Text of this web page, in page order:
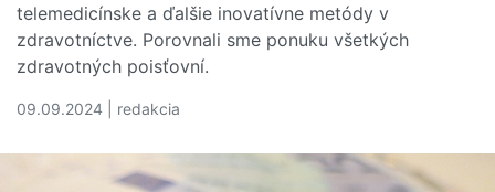
telemedicínske a ďalšie inovatívne metódy v
zdravotníctve. Porovnali sme ponuku všetkých
zdravotných poisťovní.
09.09.2024 | redakcia